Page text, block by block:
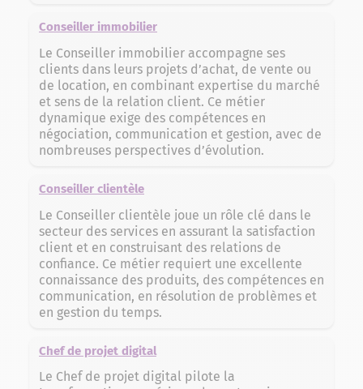
Conseiller immobilier
Le Conseiller immobilier accompagne ses
clients dans leurs projets d’achat, de vente ou
de location, en combinant expertise du marché
et sens de la relation client. Ce métier
dynamique exige des compétences en
négociation, communication et gestion, avec de
nombreuses perspectives d’évolution.
Conseiller clientèle
Le Conseiller clientèle joue un rôle clé dans le
secteur des services en assurant la satisfaction
client et en construisant des relations de
confiance. Ce métier requiert une excellente
connaissance des produits, des compétences en
communication, en résolution de problèmes et
en gestion du temps.
Chef de projet digital
Le Chef de projet digital pilote la